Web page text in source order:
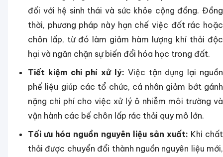
đối với hệ sinh thái và sức khỏe cộng đồng. Đồng
thời, phương pháp này hạn chế việc đốt rác hoặc
chôn lấp, từ đó làm giảm hàm lượng khí thải độc
hại và ngăn chặn sự biến đổi hóa học trong đất.
Tiết kiệm chi phí xử lý: Việc tận dụng lại nguồn
phế liệu giúp các tổ chức, cá nhân giảm bớt gánh
nặng chi phí cho việc xử lý ô nhiễm môi trường và
vận hành các bế chôn lấp rác thải quy mô lớn.
Tối ưu hóa nguồn nguyên liệu sản xuất: Khi chất
thải được chuyển đổi thành nguồn nguyên liệu mới,